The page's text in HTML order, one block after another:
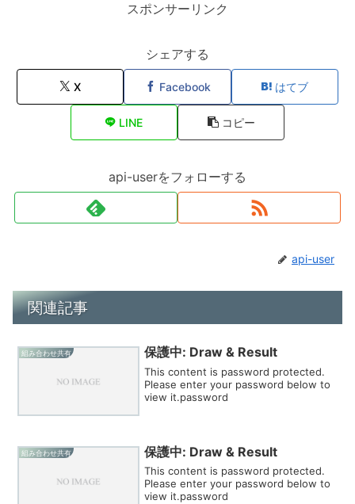
スポンサーリンク
シェアする
X Facebook はてブ
LINE コピー
api-userをフォローする
api-user
関連記事
組み合わせ共有 保護中: Draw & Result
This content is password protected.
Please enter your password below to
view it.password
組み合わせ共有 保護中: Draw & Result
This content is password protected.
Please enter your password below to
view it.password